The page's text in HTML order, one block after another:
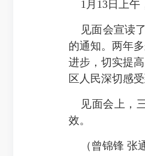
1月13日上午
见面会宣读
的通知。两年
进步，切实提
区人民深切感
见面会上，
效。
（曾锦锋 张